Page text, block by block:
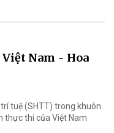
Nam - Hoa
tuệ (SHTT) trong khuôn
thực thi của Việt Nam